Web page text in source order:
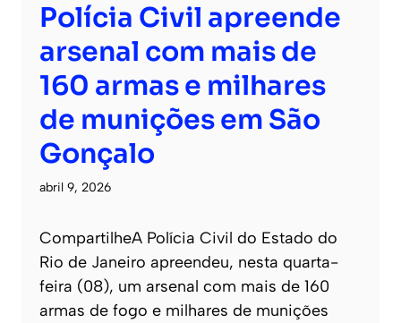
Polícia Civil apreende
arsenal com mais de
160 armas e milhares
de munições em São
Gonçalo
abril 9, 2026
CompartilheA Polícia Civil do Estado do
Rio de Janeiro apreendeu, nesta quarta-
feira (08), um arsenal com mais de 160
armas de fogo e milhares de munições